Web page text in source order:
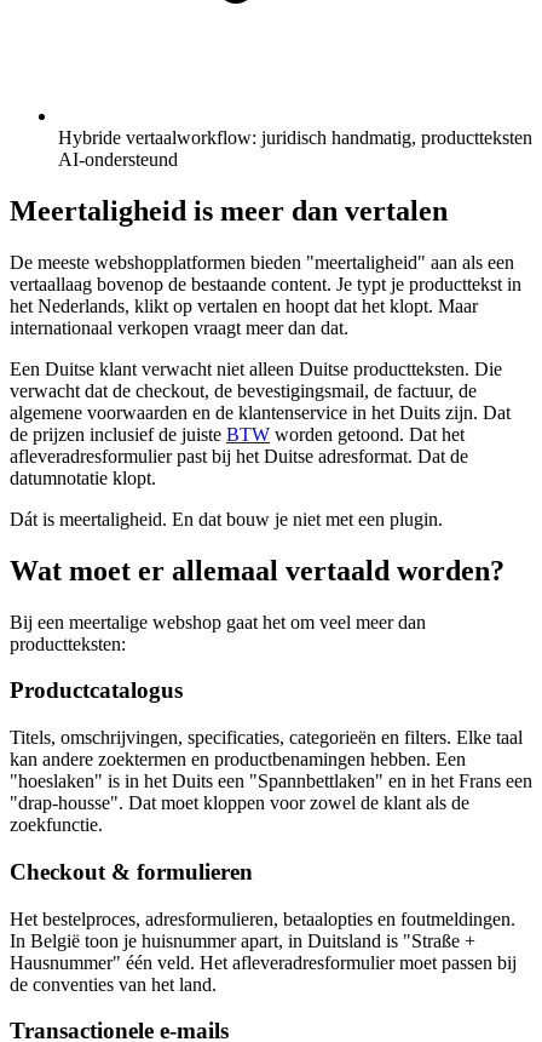
Hybride vertaalworkflow: juridisch handmatig, productteksten
AI-ondersteund
Meertaligheid is meer dan vertalen
De meeste webshopplatformen bieden "meertaligheid" aan als een
vertaallaag bovenop de bestaande content. Je typt je producttekst in
het Nederlands, klikt op vertalen en hoopt dat het klopt. Maar
internationaal verkopen vraagt meer dan dat.
Een Duitse klant verwacht niet alleen Duitse productteksten. Die
verwacht dat de checkout, de bevestigingsmail, de factuur, de
algemene voorwaarden en de klantenservice in het Duits zijn. Dat
de prijzen inclusief de juiste BTW worden getoond. Dat het
afleveradresformulier past bij het Duitse adresformat. Dat de
datumnotatie klopt.
Dát is meertaligheid. En dat bouw je niet met een plugin.
Wat moet er allemaal vertaald worden?
Bij een meertalige webshop gaat het om veel meer dan
productteksten:
Productcatalogus
Titels, omschrijvingen, specificaties, categorieën en filters. Elke taal
kan andere zoektermen en productbenamingen hebben. Een
"hoeslaken" is in het Duits een "Spannbettlaken" en in het Frans een
"drap-housse". Dat moet kloppen voor zowel de klant als de
zoekfunctie.
Checkout & formulieren
Het bestelproces, adresformulieren, betaalopties en foutmeldingen.
In België toon je huisnummer apart, in Duitsland is "Straße +
Hausnummer" één veld. Het afleveradresformulier moet passen bij
de conventies van het land.
Transactionele e-mails